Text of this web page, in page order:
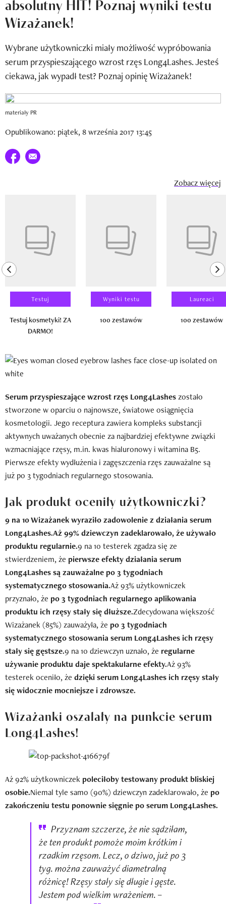
Newsletter
Wizaz Summer Influ School
Mój profil / Zarejestruj się
absolutny HIT! Poznaj wyniki testu
Wizażanek!
Wybrane użytkowniczki miały możliwość wypróbowania
serum przyspieszającego wzrost rzęs Long4Lashes. Jesteś
ciekawa, jak wypadł test? Poznaj opinię Wizażanek!
materiały PR
Opublikowano: piątek, 8 września 2017 13:45
Udostępnij na facebook
E-mail do przyjaciela
Zobacz więcej
previous element
Testuj
Testuj kosmetyki! ZA
DARMO!
Wyniki testu
100 zestawów
Laureaci
100 zestawów
Serum przyspieszające wzrost rzęs Long4Lasheszostało
stworzone w oparciu o najnowsze, światowe osiągnięcia
kosmetologii. Jego receptura zawiera kompleks substancji
aktywnych uważanych obecnie za najbardziej efektywne związki
wzmacniające rzęsy, m.in. kwas hialuronowy i witamina B5.
Pierwsze efekty wydłużenia i zagęszczenia rzęs zauważalne są
już po 3 tygodniach regularnego stosowania.
Jak produkt oceniły użytkowniczki?
9 na 10 Wizażanek wyraziło zadowolenie z działania serum
Long4Lashes.Aż 99% dziewczyn zadeklarowało, że używało
produktu regularnie.9 na 10 testerek zgadza się ze
stwierdzeniem, że pierwsze efekty działania serum
Long4Lashes są zauważalne po 3 tygodniach
systematycznego stosowania.Aż 93% użytkowniczek
przyznało, że po 3 tygodniach regularnego aplikowania
produktu ich rzęsy stały się dłuższe.Zdecydowana większość
Wizażanek (85%) zauważyła, że po 3 tygodniach
systematycznego stosowania serum Long4Lashes ich rzęsy
stały się gęstsze.9 na 10 dziewczyn uznało, że regularne
używanie produktu daje spektakularne efekty.Aż 93%
testerek oceniło, że dzięki serum Long4Lashes ich rzęsy stały
się widocznie mocniejsze i zdrowsze.
Wizażanki oszalały na punkcie serum
Long4Lashes!
Aż 92% użytkowniczek poleciłoby testowany produkt bliskiej
osobie.Niemal tyle samo (90%) dziewczyn zadeklarowało, że po
zakończeniu testu ponownie sięgnie po serum Long4Lashes.
Przyznam szczerze, że nie sądziłam,
że ten produkt pomoże moim krótkim i
rzadkim rzęsom. Lecz, o dziwo, już po 3
tyg. można zauważyć diametralną
różnicę! Rzęsy stały się długie i gęste.
Jestem pod wielkim wrażeniem. –